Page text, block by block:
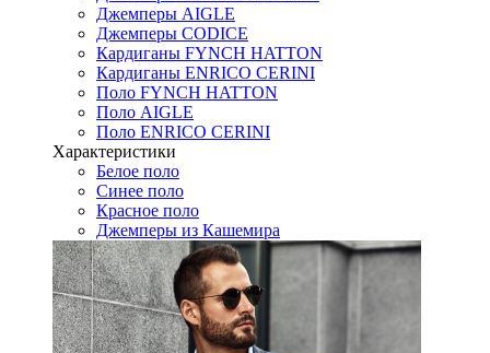
Джемперы AIGLE
Джемперы CODICE
Кардиганы FYNCH HATTON
Кардиганы ENRICO CERINI
Поло FYNCH HATTON
Поло AIGLE
Поло ENRICO CERINI
Характеристики
Белое поло
Синее поло
Красное поло
Джемперы из Кашемира